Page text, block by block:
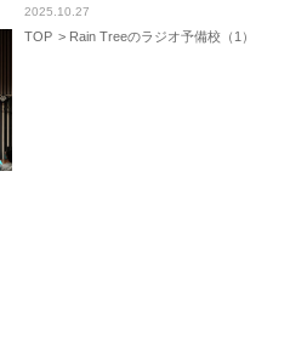
公開授業2025」
2025.10.27
TOP Rain Treeのラジオ予備校（1）